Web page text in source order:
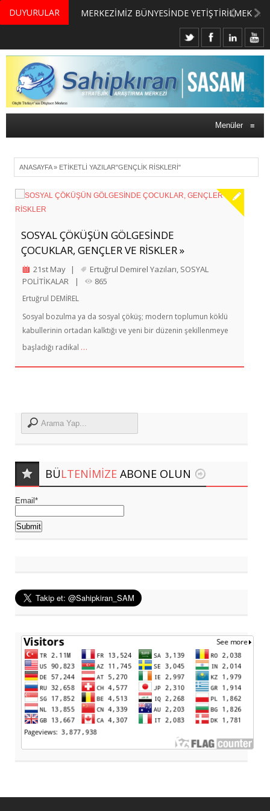
DUYURULAR MERKEZİMİZ BÜNYESİNDE YETİŞTİRİLMEK ÜZERE GÖNÜLLÜ ÜLKE MASASI UZMANI VE UZMAN ADAYLARI ARIYORUZ
Menüler ≡
ANASAYFA» ETIKETLI YAZILAR"GENÇLIK RISKLERI"
SOSYAL ÇÖKÜŞÜN GÖLGESİNDE
ÇOCUKLAR, GENÇLER VE RİSKLER »
21st May | Ertuğrul Demirel Yazıları SOSYAL
POLİTİKALAR
| 865
Ertuğrul DEMİREL
Sosyal bozulma ya da sosyal çöküş; modern toplumun köklü
kabullerinin ortadan kalktığı ve yeni bir düzenin şekillenmeye
başladığı radikal …
BÜLTENIMIZE ABONE OLUN
Email*